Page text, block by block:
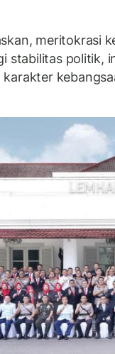
meritokrasi
stabilitas politik,